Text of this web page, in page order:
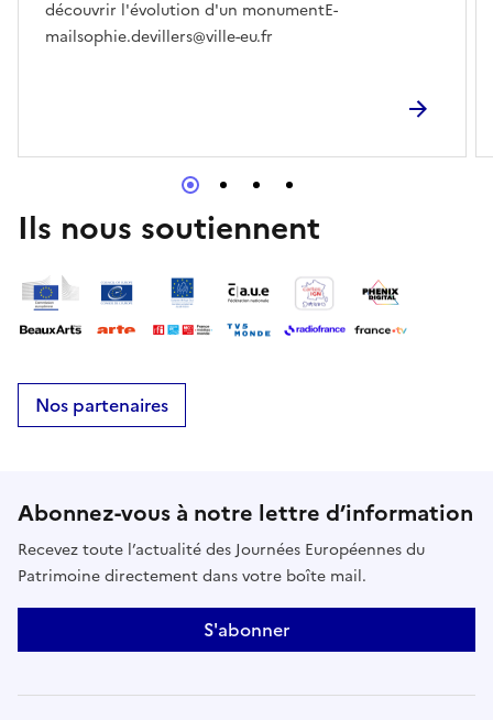
découvrir l'évolution d'un monumentE-
mailsophie.devillers@ville-eu.fr
Ils nous soutiennent
Nos partenaires
Abonnez-vous à notre lettre d’information
Recevez toute l’actualité des Journées Européennes du
Patrimoine directement dans votre boîte mail.
S'abonner